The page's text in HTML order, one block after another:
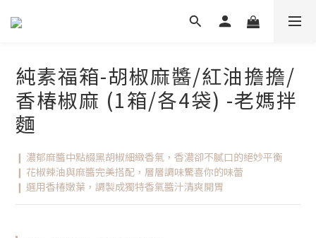
純素福箱-胡椒麻醬/紅油擔擔/
香椿椒麻 (1箱/各4袋) -老媽拌
麵
❙ 濃郁麻醬中點綴黑胡椒細緻香氣，香濃卻不膩口的絕妙平衡
❙ 花椒辣油與麻醬完美搭配，層層調味驚喜你的味蕾
❙ 選用香椿嫩葉，調製成獨特香氣醬汁清爽開胃